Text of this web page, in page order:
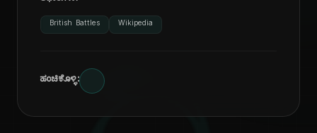
British Battles Wikipedia
ಹಂಚಿಕೊಳ್ಳಿ: